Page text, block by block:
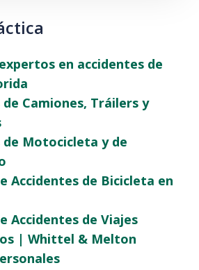
en accidentes de
Camiones, Tráilers y
de Motocicleta y de
Accidentes de Bicicleta en
Accidentes de Viajes
| Whittel & Melton